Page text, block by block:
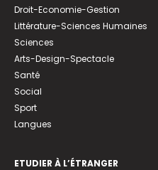
Droit-Economie-Gestion
Littérature-Sciences Humaines
Sciences
Arts-Design-Spectacle
Santé
Social
Sport
Langues
ETUDIER À L’ÉTRANGER